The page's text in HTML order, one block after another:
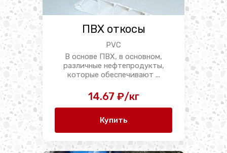
ПВХ откосы
PVC
В основе ПВХ, в основном,
различные нефтепродукты,
которые обеспечивают ...
14.67 ₽/кг
Купить